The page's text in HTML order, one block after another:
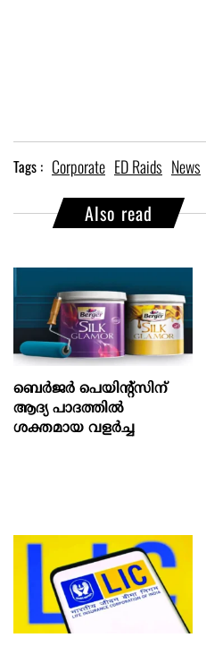
Tags : Corporate ED Raids News
Also read
ബെർജർ പെയിന്റ്സിന്
ആദ്യ പാദത്തിൽ
ശക്തമായ വളർച്ച